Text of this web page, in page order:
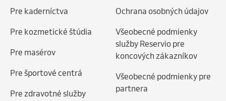
Pre kaderníctva
Pre kozmetické štúdia
Pre masérov
Pre športové centrá
Pre zdravotné služby
Ochrana osobných údajov
Všeobecné podmienky
služby Reservio pre
koncových zákazníkov
Všeobecné podmienky pre
partnera